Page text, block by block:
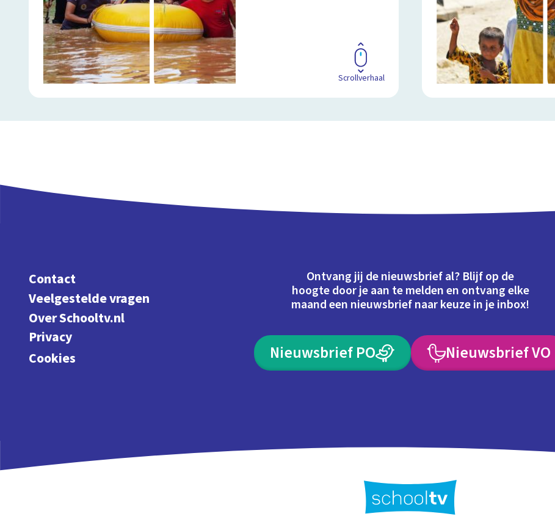
Scrollverhaal
Contact
Veelgestelde vragen
Over Schooltv.nl
Privacy
Cookies
Ontvang jij de nieuwsbrief al? Blijf op de
hoogte door je aan te melden en ontvang elke
maand een nieuwsbrief naar keuze in je inbox!
Nieuwsbrief PO Nieuwsbrief VO